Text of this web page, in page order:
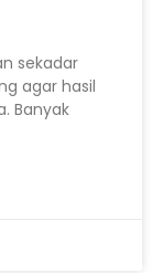
sekadar
agar hasil
Banyak